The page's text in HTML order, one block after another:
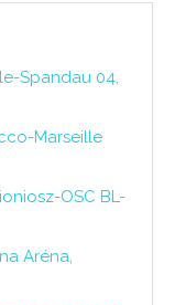
Spandau 04,
Marseille
OSC BL-
Aréna,